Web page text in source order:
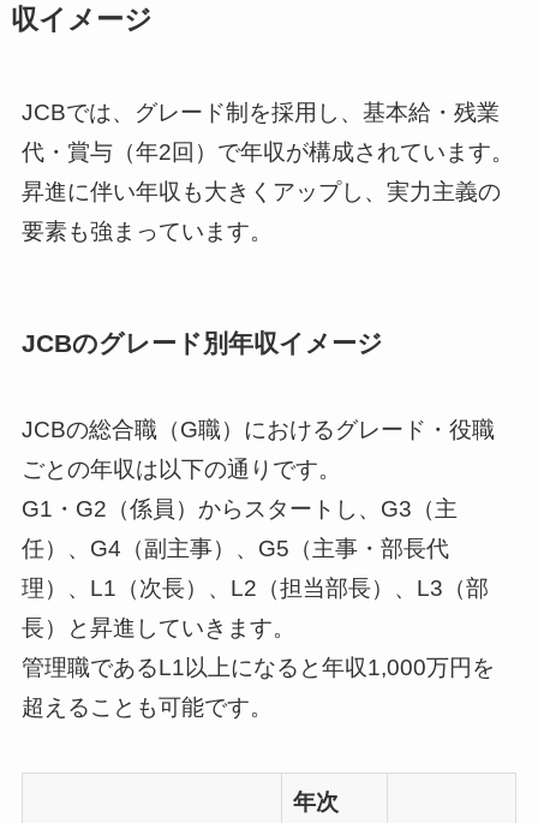
収イメージ
JCBでは、グレード制を採用し、基本給・残業
代・賞与（年2回）で年収が構成されています。
昇進に伴い年収も大きくアップし、実力主義の
要素も強まっています。
JCBのグレード別年収イメージ
JCBの総合職（G職）におけるグレード・役職
ごとの年収は以下の通りです。
G1・G2（係員）からスタートし、G3（主
任）、G4（副主事）、G5（主事・部長代
理）、L1（次長）、L2（担当部長）、L3（部
長）と昇進していきます。
管理職であるL1以上になると年収1,000万円を
超えることも可能です。
年次